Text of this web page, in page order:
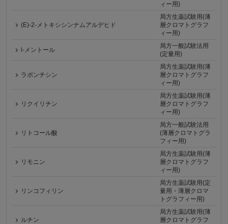
ィー用)
(E)-2-メトキシシンナムアルデヒド
局方生薬試験用(薄
層クロマトグラフ
ィー用)
l-メントール
局方一般試験法用
(定量用)
ラポンチシン
局方生薬試験用(薄
層クロマトグラフ
ィー用)
リクイリチン
局方生薬試験用(薄
層クロマトグラフ
ィー用)
リトコール酸
局方一般試験法用
(薄層クロマトグラ
フィー用)
リモニン
局方生薬試験用(薄
層クロマトグラフ
ィー用)
リンコフィリン
局方生薬試験用(定
量用・薄層クロマ
トグラフィー用)
ルチン
局方生薬試験用(薄
層クロマトグラフ